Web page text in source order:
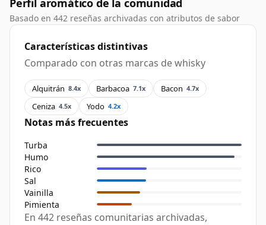
Perfil aromático de la comunidad
Basado en 442 reseñas archivadas con atributos de sabor
Características distintivas
Comparado con otras marcas de whisky
Alquitrán 8.4x Barbacoa 7.1x Bacon 4.7x
Ceniza 4.5x Yodo 4.2x
Notas más frecuentes
Turba
Humo
Rico
Sal
Vainilla
Pimienta
En 442 reseñas comunitarias archivadas,